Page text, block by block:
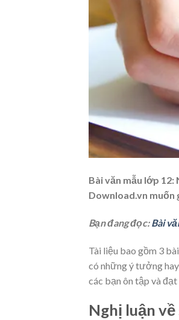
Bài văn mẫu lớp
Download.vn muốn
Bạn đang đọc:Bài
Tài liệu bao gồm 3
có những ý tưởng
các bạn ôn tập và
Nghị luận